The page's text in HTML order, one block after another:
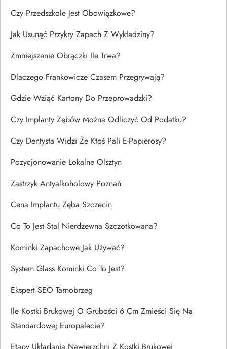
Czy Przedszkole Jest Obowiązkowe?
Jak Usunąć Przykry Zapach Z Wykładziny?
Zmniejszenie Obrączki Ile Trwa?
Dlaczego Frankowicze Czasem Przegrywają?
Gdzie Wziąć Kartony Do Przeprowadzki?
Czy Implanty Zębów Można Odliczyć Od Podatku?
Czy Dentysta Widzi Że Ktoś Pali E-Papierosy?
Pozycjonowanie Lokalne Olsztyn
Zastrzyk Antyalkoholowy Poznań
Cena Implantu Zęba Szczecin
Co To Jest Stal Nierdzewna Szczotkowana?
Kominki Zapachowe Jak Używać?
System Glass Kominki Co To Jest?
Ekspert SEO Tarnobrzeg
Ile Kostki Brukowej O Grubości 6 Cm Zmieści Się Na
Standardowej Europalecie?
Etapy Układania Nawierzchni Z Kostki Brukowej